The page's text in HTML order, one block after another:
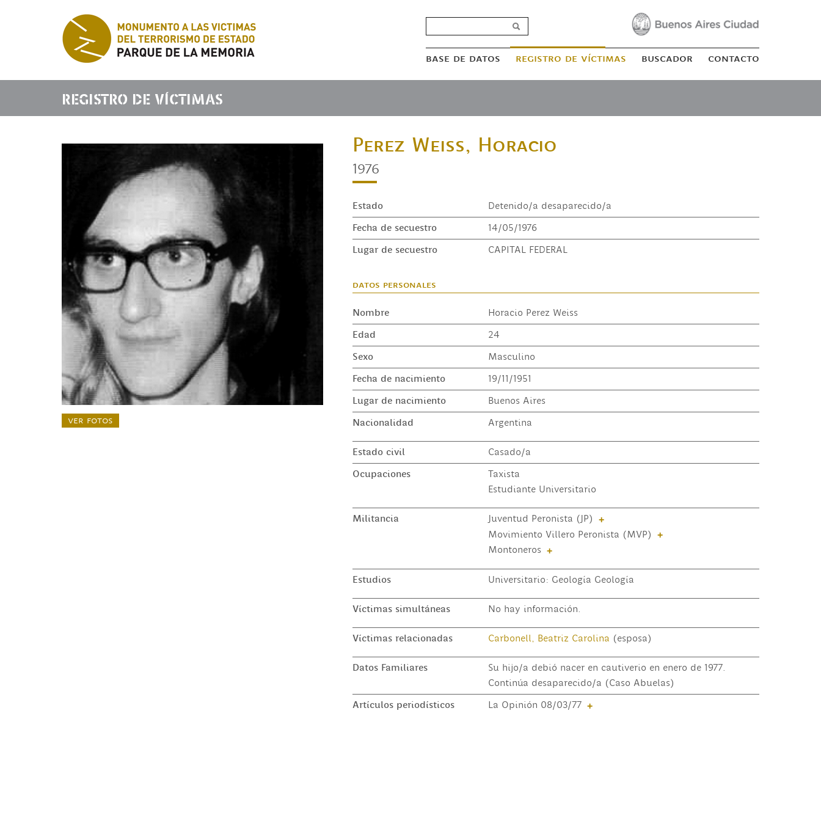
base de datos registro de víctimas buscador contacto
REGISTRO DE VÍCTIMAS
ver fotos
Perez Weiss, Horacio
1976
Estado
Detenido/a desaparecido/a
Fecha de secuestro
14/05/1976
Lugar de secuestro
CAPITAL FEDERAL
datos personales
Nombre
Horacio Perez Weiss
Edad
24
Sexo
Masculino
Fecha de nacimiento
19/11/1951
Lugar de nacimiento
Buenos Aires
Nacionalidad
Argentina
Estado civil
Casado/a
Ocupaciones
Taxista
Estudiante Universitario
Militancia Juventud Peronista (JP) +
Movimiento Villero Peronista (MVP) +
Montoneros +
Estudios Universitario: Geología Geología
Víctimas simultáneas No hay información.
Víctimas relacionadas Carbonell, Beatriz Carolina (esposa)
Datos Familiares
Su hijo/a debió nacer en cautiverio en enero de 1977.
Continúa desaparecido/a (Caso Abuelas)
Artículos periodísticos
La Opinión 08/03/77 +